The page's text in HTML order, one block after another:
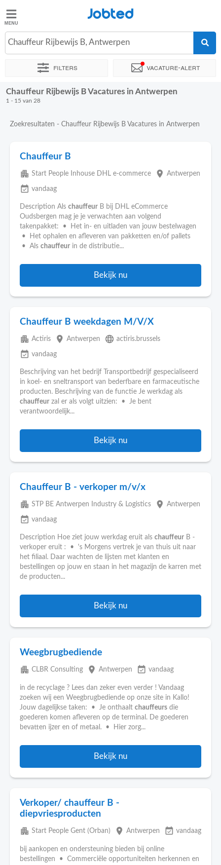
Jobted
Taal
Jobted
Chauffeur Rijbewijs B, Antwerpen
Filters Vacature-alert
Sorteer op Exacte locatie Bedrijf Uitzendbureau
Chauffeur Rijbewijs B Vacatures in Antwerpen
1 - 15 van 28
Zoekresultaten - Chauffeur Rijbewijs B Vacatures in Antwerpen
Chauffeur B
apartment Start People Inhouse DHL e-commerce place Antwerpen
event_available vandaag
Description Als chauffeur B bij DHL eCommerce
Oudsbergen mag je je verwachten aan volgend
takenpakket: • Het in- en uitladen van jouw bestelwagen
• Het ophalen en afleveren van pakketten en/of pallets
• Als chauffeur in de distributie...
Bekijk nu
Chauffeur B weekdagen M/V/X
apartment Actiris place Antwerpen language actiris.brussels
event_available vandaag
Beschrijving van het bedrijf Transportbedrijf gespecialiseerd
in koel- en sneltransport van bederfbare en farmaceutische
producten. Beschrijving van de functie Je werkdag als
chauffeur zal er als volgt uitzien: • Je bent
verantwoordelijk...
Bekijk nu
Chauffeur B - verkoper m/v/x
apartment STP BE Antwerpen Industry & Logistics place Antwerpen
event_available vandaag
Description Hoe ziet jouw werkdag eruit als chauffeur B -
verkoper eruit : • 's Morgens vertrek je van thuis uit naar
het filiaal. Daar wachten de lijsten met klanten en
bestellingen op jouw en staan in het magazijn de karren met
de producten...
Bekijk nu
Weegbrugbediende
apartment CLBR Consulting place Antwerpen event_available vandaag
in de recyclage ? Lees dan zeker even verder ! Vandaag
zoeken wij een Weegbrugbediende op onze site in Kallo!
Jouw dagelijkse taken: • Je onthaalt chauffeurs die
goederen komen afleveren op de terminal. De goederen
bevatten ijzer en of metaal. • Hier zorg...
Bekijk nu
Verkoper/ chauffeur B -
diepvriesproducten
apartment Start People Gent (Orban) place Antwerpen event_available vandaag
bij aankopen en ondersteuning bieden bij online
bestellingen • Commerciële opportuniteiten herkennen en